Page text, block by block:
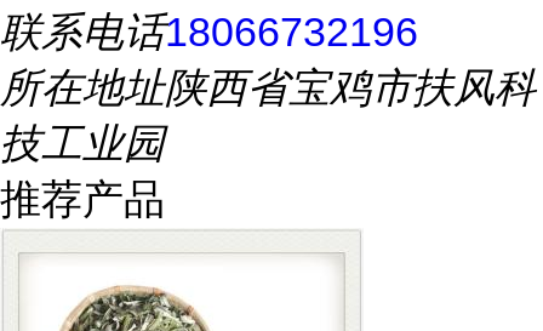
联系电话18066732196
所在地址陕西省宝鸡市扶风科
技工业园
推荐产品